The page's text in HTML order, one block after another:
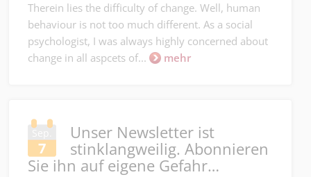
Therein lies the difficulty of change. Well, human
behaviour is not too much different. As a social
psychologist, I was always highly concerned about
change in all aspcets of...
mehr
Sep.
7
Unser Newsletter ist
stinklangweilig. Abonnieren
Sie ihn auf eigene Gefahr…